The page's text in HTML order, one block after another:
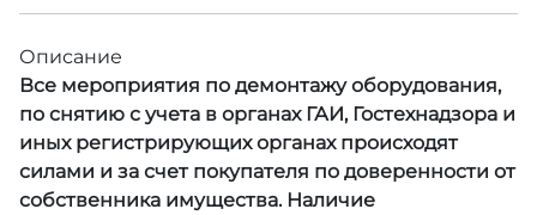
Описание
Все мероприятия по демонтажу оборудования,
по снятию с учета в органах ГАИ, Гостехнадзора и
иных регистрирующих органах происходят
силами и за счет покупателя по доверенности от
собственника имущества. Наличие